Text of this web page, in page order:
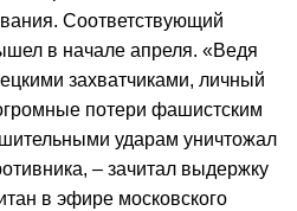
Соответствующий
в начале апреля. «Ведя
захватчиками, личный
потери фашистским
ударам уничтожал
– зачитал выдержку
в эфире московского